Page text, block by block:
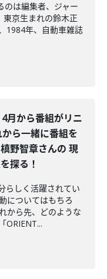
のは編集者、ジャー
京生まれの鈴木正
1984年、自動車雑誌
月から番組がリニ
ら一緒に番組を
野智章さんの 現
探る！
らしく活躍されてい
についてはもちろ
から先、どのような
ORIENT...